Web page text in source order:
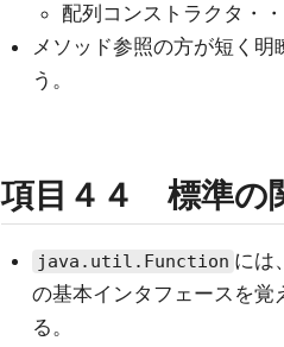
配列コンストラクタ・・
メソッド参照の方が短く
う。
項目４４ 標準の
java.util.Function には
の基本インタフェースを覚
る。